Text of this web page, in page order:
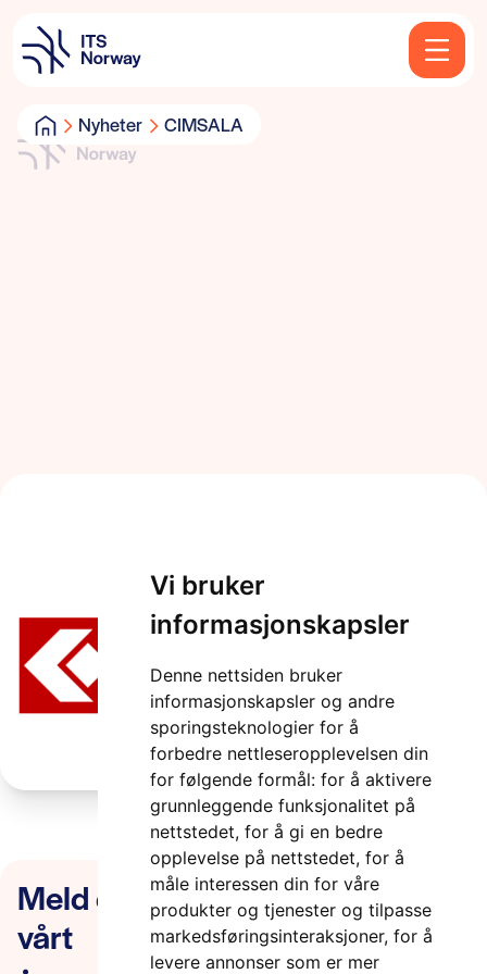
Vi bruker
informasjonskapsler
Denne nettsiden bruker
informasjonskapsler og andre
sporingsteknologier for å
forbedre nettleseropplevelsen din
for følgende formål: for å aktivere
grunnleggende funksjonalitet på
nettstedet, for å gi en bedre
opplevelse på nettstedet, for å
måle interessen din for våre
produkter og tjenester og tilpasse
markedsføringsinteraksjoner, for å
levere annonser som er mer
Nyheter CIMSALA
CIMSALA
2 minutter
Meld deg på nyhetsbrevet
vårt